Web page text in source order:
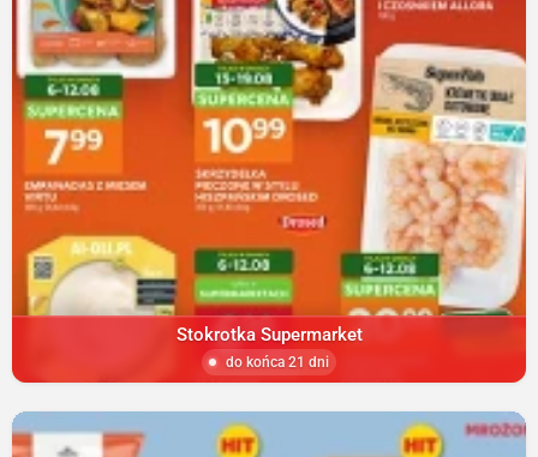
Stokrotka Supermarket
do końca 21 dni